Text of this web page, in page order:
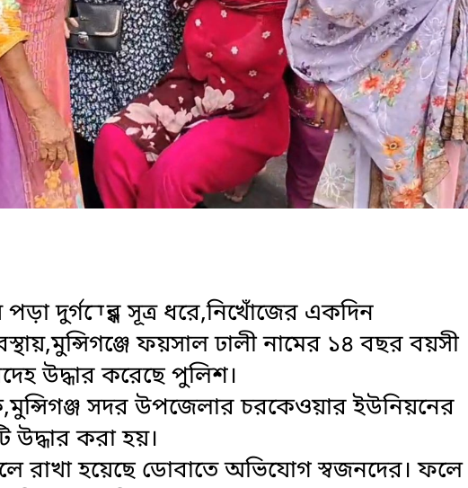
দুর্গন্ধের সূত্র ধরে,নিখোঁজের একদিন
ফয়সাল ঢালী নামের ১৪ বছর বয়সী
উদ্ধার করেছে পুলিশ।
সদর উপজেলার চরকেওয়ার ইউনিয়নের
উদ্ধার করা হয়।
রাখা হয়েছে ডোবাতে অভিযোগ স্বজনদের। ফলে